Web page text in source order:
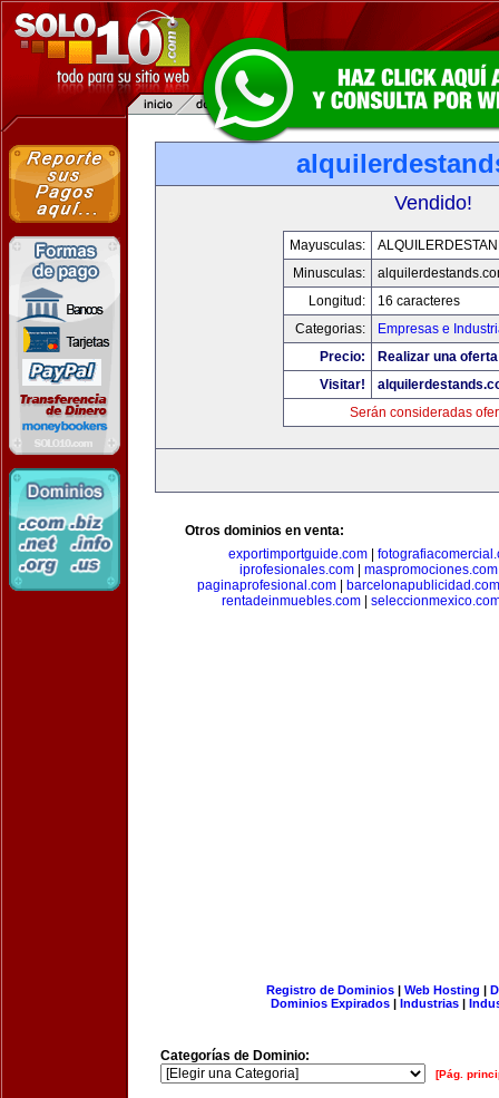
Vendido!
Mayusculas:
Minusculas:
Longitud:
16 caracteres
Categorias:
Empresas e
Precio:
Realizar una
Visitar!
Serán consideradas
Otros dominios en venta:
exportimportguide.com
iprofesionales.com
maspromociones.com
paginaprofesional.com|
barcelonapublicidad.com
rentadeinmuebles.com
Registro de Dominios| Web Hosting |
Dominios Expirados | Industrias |
Categorías de Dominio:
[Pág.